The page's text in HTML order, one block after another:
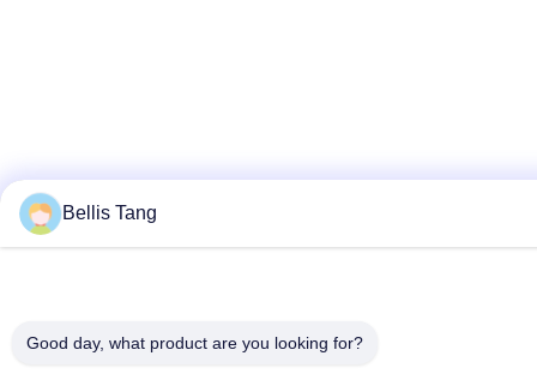
Bellis Tang
Good day, what product are you looking for?